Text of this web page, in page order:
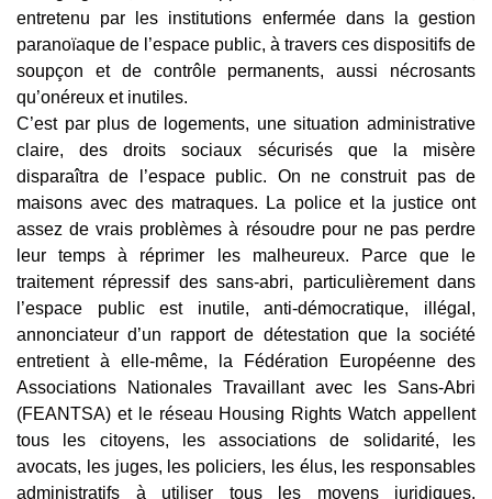
entretenu par les institutions enfermée dans la gestion
paranoïaque de l’espace public, à travers ces dispositifs de
soupçon et de contrôle permanents, aussi nécrosants
qu’onéreux et inutiles.
C’est par plus de logements, une situation administrative
claire, des droits sociaux sécurisés que la misère
disparaîtra de l’espace public. On ne construit pas de
maisons avec des matraques. La police et la justice ont
assez de vrais problèmes à résoudre pour ne pas perdre
leur temps à réprimer les malheureux. Parce que le
traitement répressif des sans-abri, particulièrement dans
l’espace public est inutile, anti-démocratique, illégal,
annonciateur d’un rapport de détestation que la société
entretient à elle-même, la Fédération Européenne des
Associations Nationales Travaillant avec les Sans-Abri
(FEANTSA) et le réseau Housing Rights Watch appellent
tous les citoyens, les associations de solidarité, les
avocats, les juges, les policiers, les élus, les responsables
administratifs à utiliser tous les moyens juridiques,